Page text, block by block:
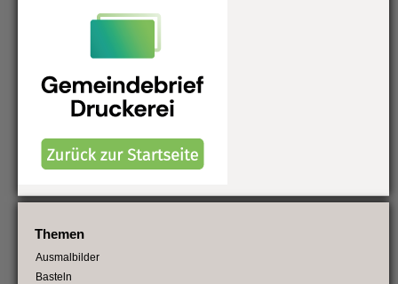
Themen
Ausmalbilder
Basteln